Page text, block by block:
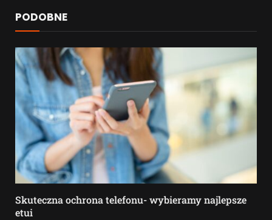
PODOBNE
Skuteczna ochrona telefonu- wybieramy najlepsze
etui